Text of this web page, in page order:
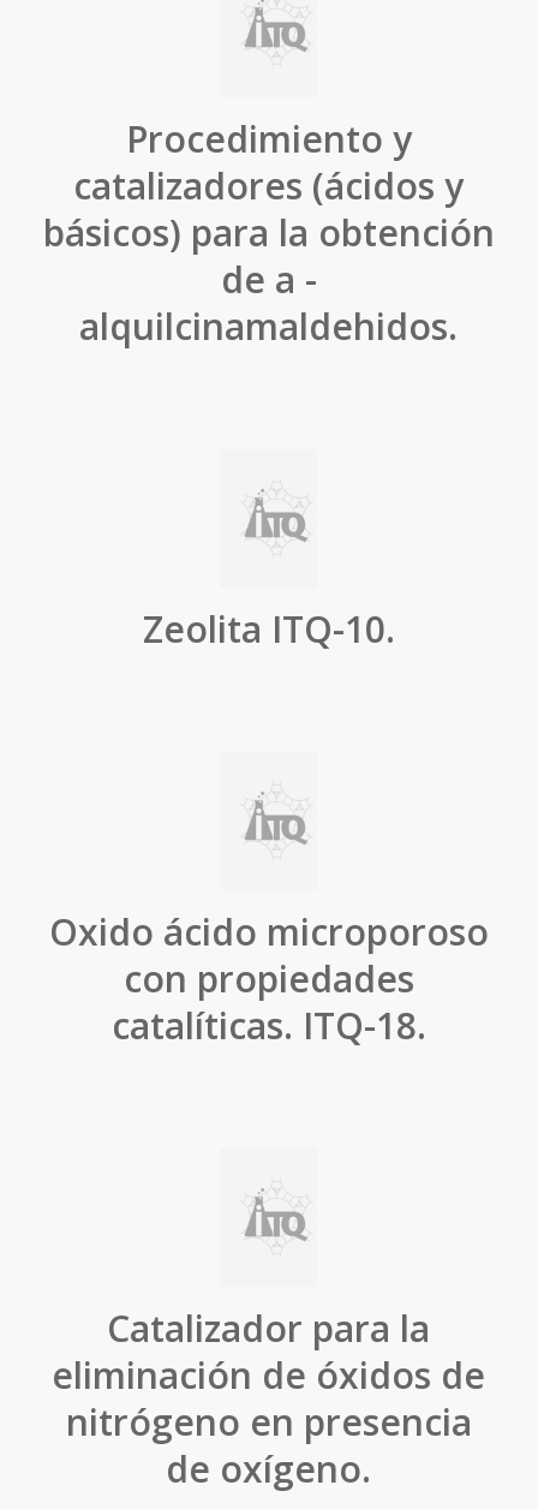
Procedimiento y
catalizadores (ácidos y
básicos) para la obtención
de a -
alquilcinamaldehidos.
Zeolita ITQ-10.
Oxido ácido microporoso
con propiedades
catalíticas. ITQ-18.
Catalizador para la
eliminación de óxidos de
nitrógeno en presencia
de oxígeno.